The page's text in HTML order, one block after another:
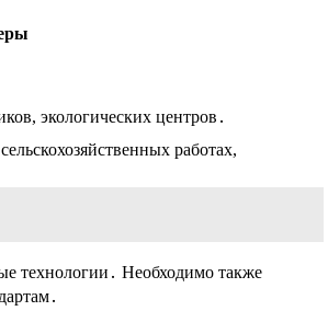
экологических центров․
работах,
технологии․ Необходимо также